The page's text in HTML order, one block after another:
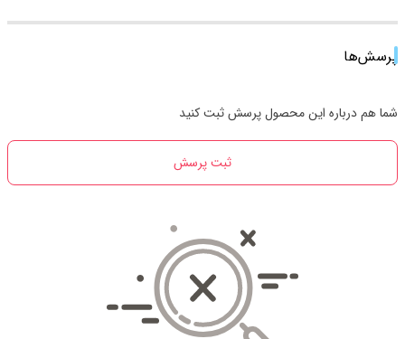
پرسش‌ها
شما هم درباره این محصول پرسش ثبت کنید
ثبت پرسش